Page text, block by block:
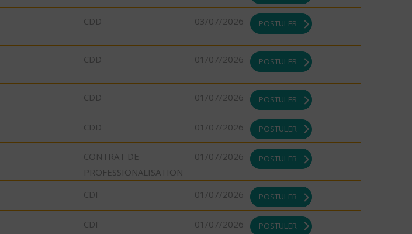
CDD 03/07/2026 POSTULER
CDD 01/07/2026 POSTULER
CDD 01/07/2026 POSTULER
CDD 01/07/2026 POSTULER
CONTRAT DE
PROFESSIONALISATION
01/07/2026 POSTULER
CDI 01/07/2026 POSTULER
CDI 01/07/2026 POSTULER